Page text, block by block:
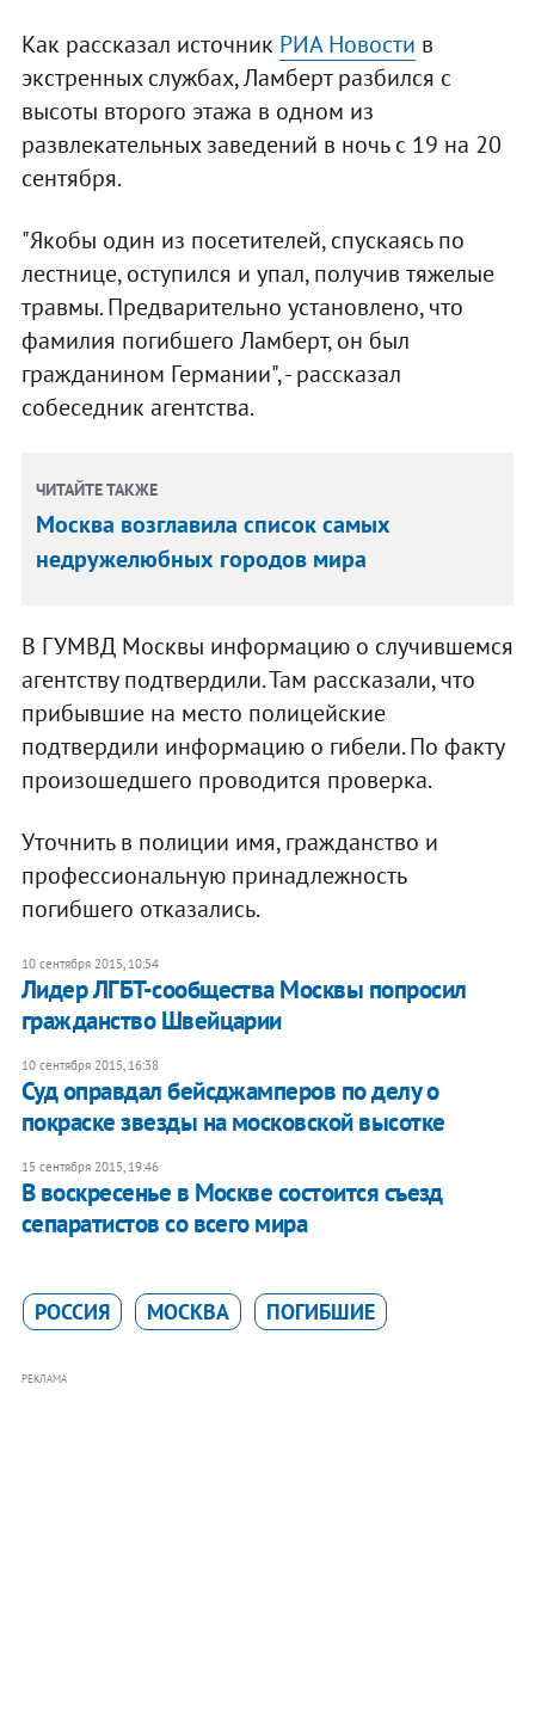
Как рассказал источник РИА Новости в
экстренных службах, Ламберт разбился с
высоты второго этажа в одном из
развлекательных заведений в ночь с 19 на 20
сентября.
"Якобы один из посетителей, спускаясь по
лестнице, оступился и упал, получив тяжелые
травмы. Предварительно установлено, что
фамилия погибшего Ламберт, он был
гражданином Германии", - рассказал
собеседник агентства.
ЧИТАЙТЕ ТАКЖЕ
Москва возглавила список самых
недружелюбных городов мира
В ГУМВД Москвы информацию о случившемся
агентству подтвердили. Там рассказали, что
прибывшие на место полицейские
подтвердили информацию о гибели. По факту
произошедшего проводится проверка.
Уточнить в полиции имя, гражданство и
профессиональную принадлежность
погибшего отказались.
10 сентября 2015, 10:54
Лидер ЛГБТ-сообщества Москвы попросил
гражданство Швейцарии
10 сентября 2015, 16:38
Суд оправдал бейсджамперов по делу о
покраске звезды на московской высотке
15 сентября 2015, 19:46
В воскресенье в Москве состоится съезд
сепаратистов со всего мира
РОССИЯ МОСКВА ПОГИБШИЕ
РЕКЛАМА